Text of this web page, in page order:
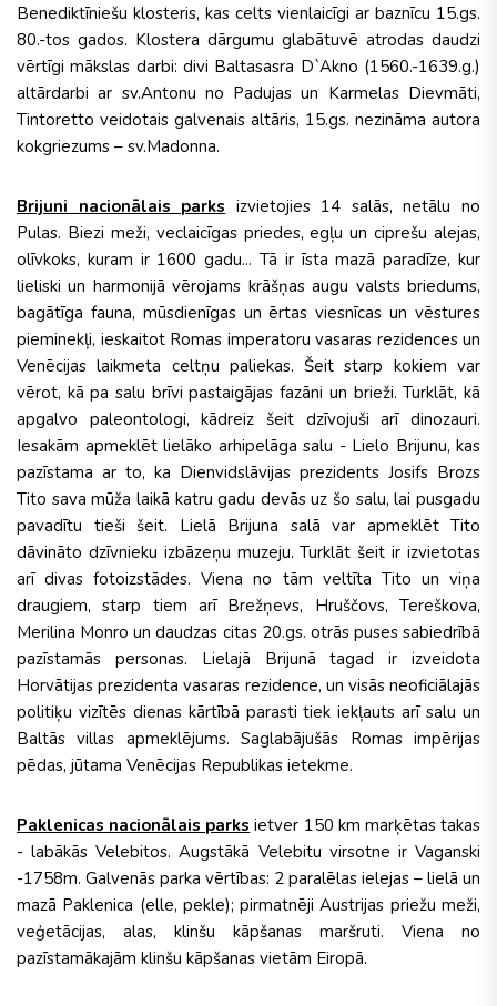
Benediktīniešu klosteris, kas celts vienlaicīgi ar baznīcu 15.gs.
80.-tos gados. Klostera dārgumu glabātuvē atrodas daudzi
vērtīgi mākslas darbi: divi Baltasasra D`Akno (1560.-1639.g.)
altārdarbi ar sv.Antonu no Padujas un Karmelas Dievmāti,
Tintoretto veidotais galvenais altāris, 15.gs. nezināma autora
kokgriezums – sv.Madonna.
Brijuni nacionālais parks izvietojies 14 salās, netālu no
Pulas. Biezi meži, veclaicīgas priedes, egļu un ciprešu alejas,
olīvkoks, kuram ir 1600 gadu... Tā ir īsta mazā paradīze, kur
lieliski un harmonijā vērojams krāšņas augu valsts briedums,
bagātīga fauna, mūsdienīgas un ērtas viesnīcas un vēstures
pieminekļi, ieskaitot Romas imperatoru vasaras rezidences un
Venēcijas laikmeta celtņu paliekas. Šeit starp kokiem var
vērot, kā pa salu brīvi pastaigājas fazāni un brieži. Turklāt, kā
apgalvo paleontologi, kādreiz šeit dzīvojuši arī dinozauri.
Iesakām apmeklēt lielāko arhipelāga salu - Lielo Brijunu, kas
pazīstama ar to, ka Dienvidslāvijas prezidents Josifs Brozs
Tito sava mūža laikā katru gadu devās uz šo salu, lai pusgadu
pavadītu tieši šeit. Lielā Brijuna salā var apmeklēt Tito
dāvināto dzīvnieku izbāzeņu muzeju. Turklāt šeit ir izvietotas
arī divas fotoizstādes. Viena no tām veltīta Tito un viņa
draugiem, starp tiem arī Brežņevs, Hruščovs, Tereškova,
Merilina Monro un daudzas citas 20.gs. otrās puses sabiedrībā
pazīstamās personas. Lielajā Brijunā tagad ir izveidota
Horvātijas prezidenta vasaras rezidence, un visās neoficiālajās
politiķu vizītēs dienas kārtībā parasti tiek iekļauts arī salu un
Baltās villas apmeklējums. Saglabājušās Romas impērijas
pēdas, jūtama Venēcijas Republikas ietekme.
Paklenicas nacionālais parks ietver 150 km marķētas takas
- labākās Velebitos. Augstākā Velebitu virsotne ir Vaganski
-1758m. Galvenās parka vērtības: 2 paralēlas ielejas – lielā un
mazā Paklenica (elle, pekle); pirmatnēji Austrijas priežu meži,
veģetācijas, alas, klinšu kāpšanas maršruti. Viena no
pazīstamākajām klinšu kāpšanas vietām Eiropā.